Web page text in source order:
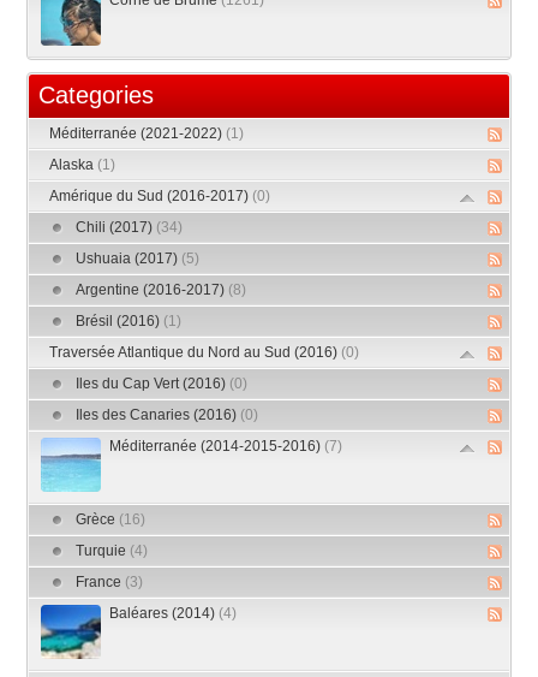
Categories
Méditerranée (2021-2022) (1)
Alaska (1)
Amérique du Sud (2016-2017) (0)
Chili (2017) (34)
Ushuaia (2017) (5)
Argentine (2016-2017) (8)
Brésil (2016) (1)
Traversée Atlantique du Nord au Sud (2016) (0)
Iles du Cap Vert (2016) (0)
Iles des Canaries (2016) (0)
Méditerranée (2014-2015-2016) (7)
Grèce (16)
Turquie (4)
France (3)
Baléares (2014) (4)